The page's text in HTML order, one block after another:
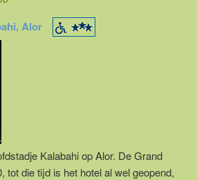
Alor
Kalabahi op Alor. De Grand
tot die tijd is het hotel al wel geopend,